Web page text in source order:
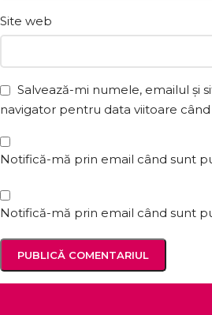
Site web
Salvează-mi numele, emailul și
navigator pentru data viitoare
Notifică-mă prin email când sunt
Notifică-mă prin email când sunt